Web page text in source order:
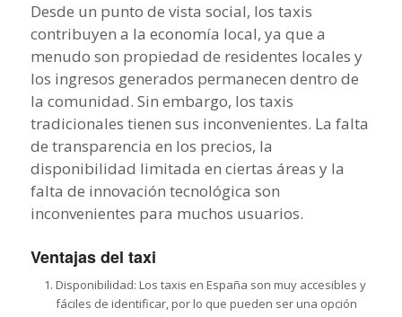
Desde un punto de vista social, los taxis
contribuyen a la economía local, ya que a
menudo son propiedad de residentes locales y
los ingresos generados permanecen dentro de
la comunidad. Sin embargo, los taxis
tradicionales tienen sus inconvenientes. La falta
de transparencia en los precios, la
disponibilidad limitada en ciertas áreas y la
falta de innovación tecnológica son
inconvenientes para muchos usuarios.
Ventajas del taxi
Disponibilidad: Los taxis en España son muy accesibles y
fáciles de identificar, por lo que pueden ser una opción